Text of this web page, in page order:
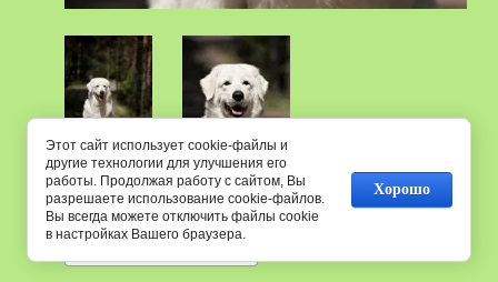
Предыдущее Следующее
Этот сайт использует cookie-файлы и
другие технологии для улучшения его
работы. Продолжая работу с сайтом, Вы
разрешаете использование cookie-файлов.
Вы всегда можете отключить файлы cookie
в настройках Вашего браузера.
Хорошо